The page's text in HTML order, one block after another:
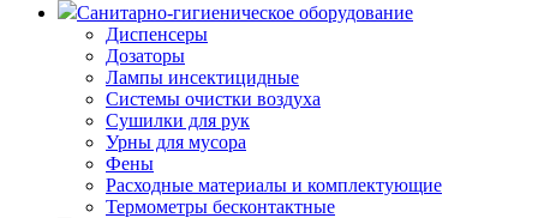
Санитарно-гигиеническое оборудование
Диспенсеры
Дозаторы
Лампы инсектицидные
Системы очистки воздуха
Сушилки для рук
Урны для мусора
Фены
Расходные материалы и комплектующие
Термометры бесконтактные